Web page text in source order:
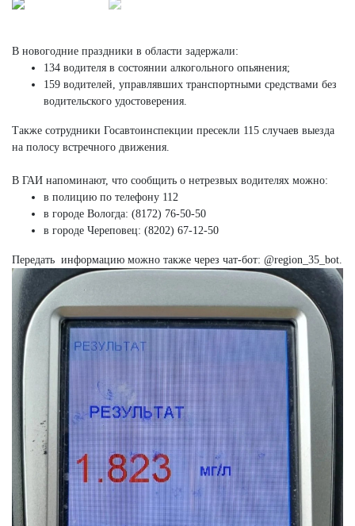
В новогодние праздники в области задержали:
134 водителя в состоянии алкогольного опьянения;
159 водителей, управлявших транспортными средствами без
водительского удостоверения.
Также сотрудники Госавтоинспекции пресекли 115 случаев выезда
на полосу встречного движения.
В ГАИ напоминают, что сообщить о нетрезвых водителях можно:
в полицию по телефону 112
в городе Вологда: (8172) 76-50-50
в городе Череповец: (8202) 67-12-50
Передать информацию можно также через чат-бот: @region_35_bot.